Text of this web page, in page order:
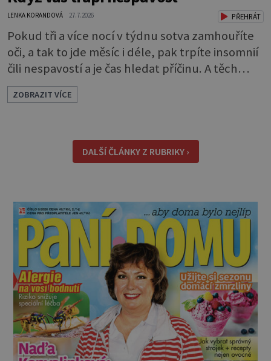
LENKA KORANDOVÁ 27.7.2026 PŘEHRÁT
Pokud tři a více nocí v týdnu sotva zamhouříte
oči, a tak to jde měsíc i déle, pak trpíte insomnií
čili nespavostí a je čas hledat příčinu. A těch
může být celá řada. Vlastně váš spánek může
rušit skoro cokoli. Nicméně některé důvody
pracujete na směny. Noční práce či jakékoli
nepřirozené bdě
ZOBRAZIT VÍCE
DALŠÍ ČLÁNKY Z RUBRIKY ›